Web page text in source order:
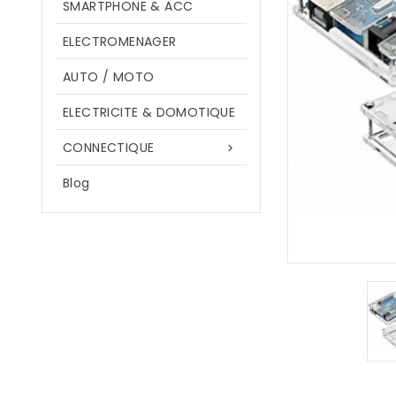
SMARTPHONE & ACC
ELECTROMENAGER
AUTO / MOTO
ELECTRICITE & DOMOTIQUE

CONNECTIQUE
Blog